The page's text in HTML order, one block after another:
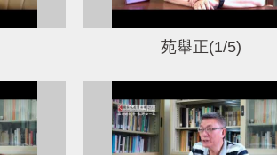
苑舉正(1/5)